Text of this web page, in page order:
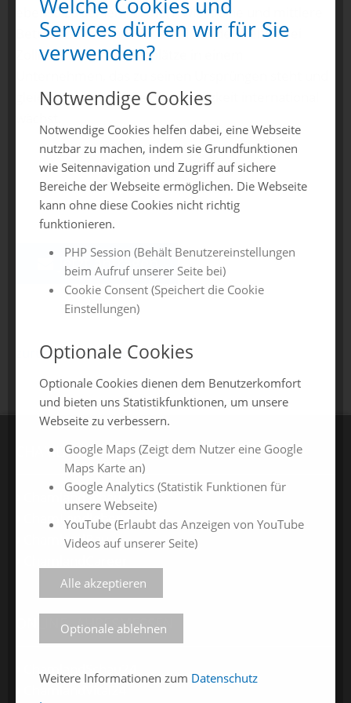
ebenso zu seinen Partnern wie kleine und mittlere
Betriebe. Die Branchen- und Kundenvielfalt bei
Zollner sichert Arbeitsplätze in einem
gleichzeitig mit großer Beständigkeit international
Jetzt anfragen
zurück zur Übersicht
CHAMLAND MESSEN
ChamlandSchau
ChamLandleben
ChamlandBau
ONLINE-JAHRESMESSEN
ChamlandSchau24
Services dürfen wir für Sie
verwenden?
Notwendige Cookies
Notwendige Cookies helfen dabei, eine Webseite
nutzbar zu machen, indem sie Grundfunktionen
wie Seitennavigation und Zugriff auf sichere
Bereiche der Webseite ermöglichen. Die Webseite
kann ohne diese Cookies nicht richtig
funktionieren.
PHP Session (Behält Benutzereinstellungen
beim Aufruf unserer Seite bei)
Cookie Consent (Speichert die Cookie
Einstellungen)
Optionale Cookies
Optionale Cookies dienen dem Benutzerkomfort
und bieten uns Statistikfunktionen, um unsere
Webseite zu verbessern.
Google Maps (Zeigt dem Nutzer eine Google
Maps Karte an)
Google Analytics (Statistik Funktionen für
unsere Webseite)
YouTube (Erlaubt das Anzeigen von YouTube
Videos auf unserer Seite)
Alle akzeptieren
Optionale ablehnen
Weitere Informationen zum Datenschutz